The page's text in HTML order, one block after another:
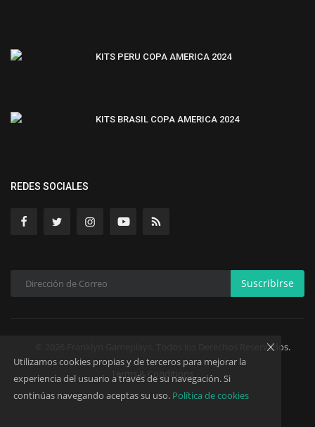
KITS PERU COPA AMERICA 2024
KITS BRASIL COPA AMERICA 2024
REDES SOCIALES
Suscribirse
© 2026 Franklyn Gameplays. Todos los Derechos Reservados.
Terms & Conditions
Utilizamos cookies propias y de terceros para mejorar la
experiencia del usuario a través de su navegación. Si
continúas navegando aceptas su uso. Política de cookies